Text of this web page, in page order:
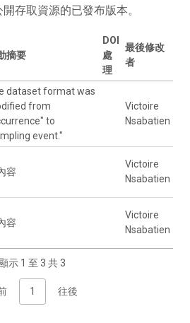
存取資源的已發布版本。
摘要
DOI
處
理
最後修改
者
dataset format was
from
to
event."
Victoire
Nsabatien
容
Victoire
Nsabatien
容
Victoire
Nsabatien
示 1 至 3 共 3
1 往後